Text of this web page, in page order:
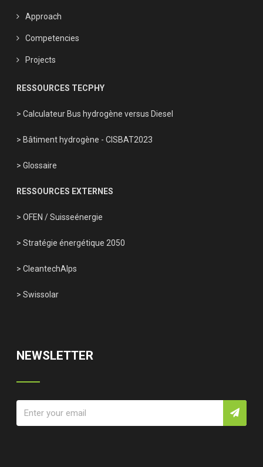
Approach
Competencies
Projects
RESSOURCES TECPHY
> Calculateur Bus hydrogène versus Diesel
> Bâtiment hydrogène - CISBAT2023
> Glossaire
RESSOURCES EXTERNES
> OFEN /Suisseénergie
> Stratégie énergétique 2050
> CleantechAlps
> Swissolar
NEWSLETTER